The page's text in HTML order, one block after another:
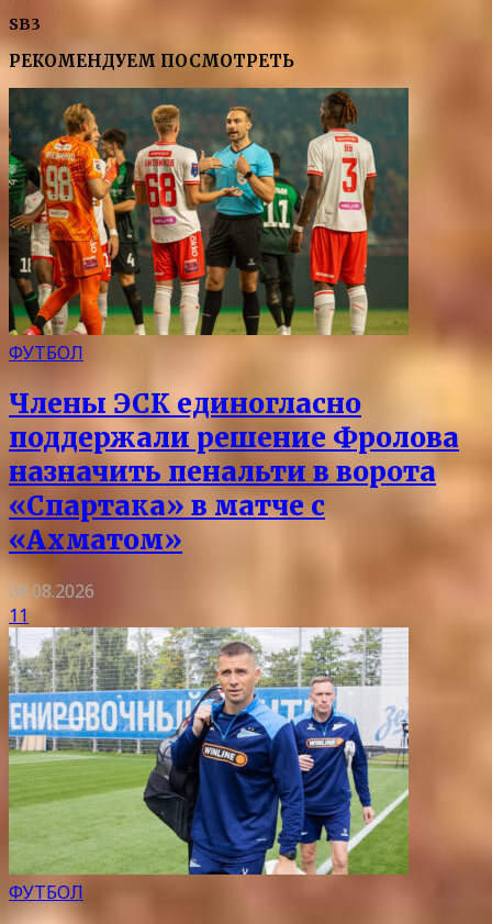
SB3
РЕКОМЕНДУЕМ ПОСМОТРЕТЬ
ФУТБОЛ
Члены ЭСК единогласно
поддержали решение Фролова
назначить пенальти в ворота
«Спартака» в матче с
«Ахматом»
08.08.2026
11
ФУТБОЛ